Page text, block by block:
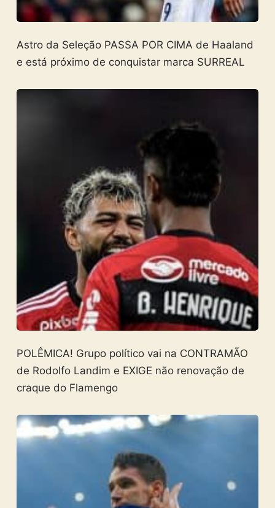
Astro da Seleção PASSA POR CIMA de Haaland
e está próximo de conquistar marca SURREAL
POLÊMICA! Grupo político vai na CONTRAMÃO
de Rodolfo Landim e EXIGE não renovação de
craque do Flamengo